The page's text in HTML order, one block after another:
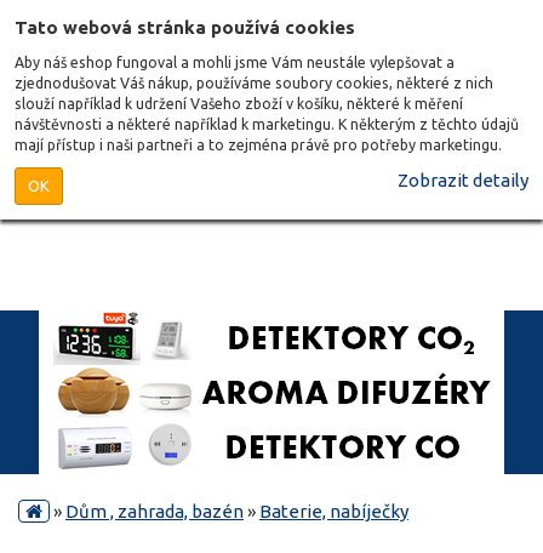
Tato webová stránka používá cookies
Aby náš eshop fungoval a mohli jsme Vám neustále vylepšovat a
zjednodušovat Váš nákup, používáme soubory cookies, některé z nich
slouží například k udržení Vašeho zboží v košíku, některé k měření
návštěvnosti a některé například k marketingu. K některým z těchto údajů
mají přístup i naši partneři a to zejména právě pro potřeby marketingu.
OK Zobrazit detaily
» Dům , zahrada, bazén» Baterie, nabíječky